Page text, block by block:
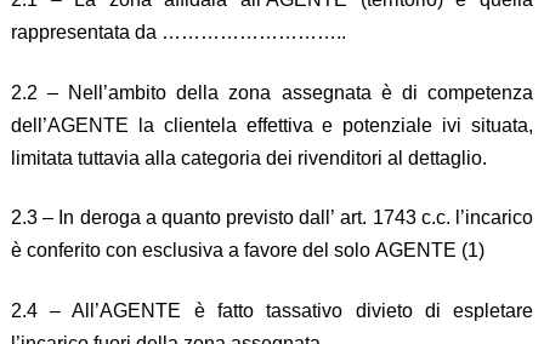
rappresentata da ………………………..
2.2 – Nell’ambito della zona assegnata è di competenza
dell’AGENTE la clientela effettiva e potenziale ivi situata,
limitata tuttavia alla categoria dei rivenditori al dettaglio.
2.3 – In deroga a quanto previsto dall’ art. 1743 c.c. l’incarico
è conferito con esclusiva a favore del solo AGENTE (1)
2.4 – All’AGENTE è fatto tassativo divieto di espletare